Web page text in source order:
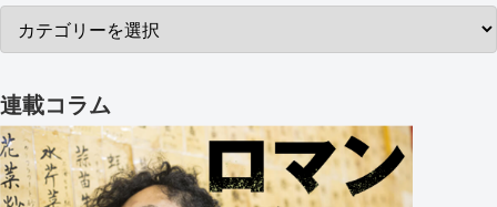
連載コラム